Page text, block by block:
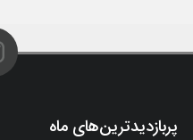
پربازدیدترین‌های ماه